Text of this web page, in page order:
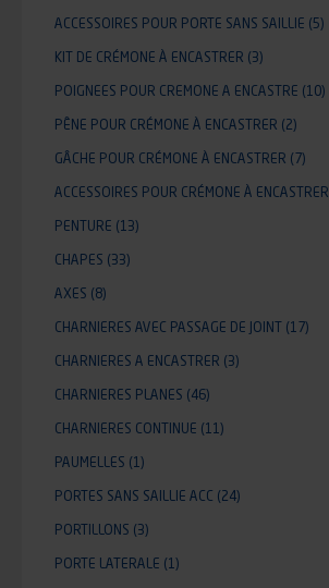
ACCESSOIRES POUR PORTE SANS SAILLIE (5)
KIT DE CRÉMONE À ENCASTRER (3)
POIGNEES POUR CREMONE A ENCASTRE (10)
PÊNE POUR CRÉMONE À ENCASTRER (2)
GÂCHE POUR CRÉMONE À ENCASTRER (7)
ACCESSOIRES POUR CRÉMONE À ENCASTRER
PENTURE (13)
CHAPES (33)
AXES (8)
CHARNIERES AVEC PASSAGE DE JOINT (17)
CHARNIERES A ENCASTRER (3)
CHARNIERES PLANES (46)
CHARNIERES CONTINUE (11)
PAUMELLES (1)
PORTES SANS SAILLIE ACC (24)
PORTILLONS (3)
PORTE LATERALE (1)